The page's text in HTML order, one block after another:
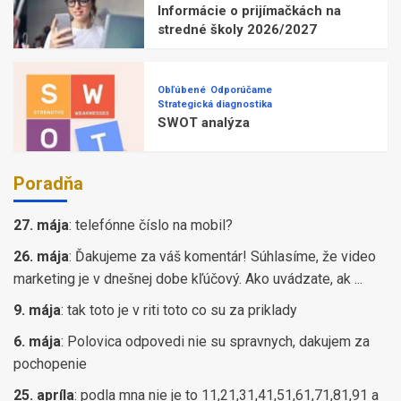
Informácie o prijímačkách na
stredné školy 2026/2027
Obľúbené Odporúčame
Strategická diagnostika
SWOT analýza
Poradňa
27. mája: telefónne číslo na mobil?
26. mája: Ďakujeme za váš komentár! Súhlasíme, že video
marketing je v dnešnej dobe kľúčový. Ako uvádzate, ak ...
9. mája: tak toto je v riti toto co su za priklady
6. mája: Polovica odpovedi nie su spravnych, dakujem za
pochopenie
25. apríla: podla mna nie je to 11,21,31,41,51,61,71,81,91 a